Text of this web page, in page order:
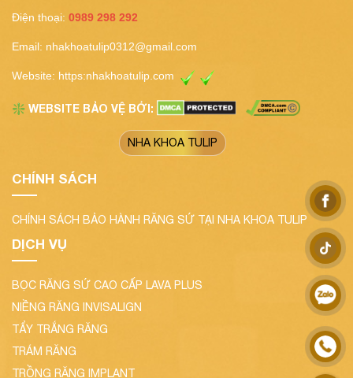
Điện thoại: 0989 298 292
Email: nhakhoatulip0312@gmail.com
Website: https:nhakhoatulip.com
❇️ WEBSITE BẢO VỆ BỞI:
NHA KHOA TULIP
CHÍNH SÁCH
CHÍNH SÁCH BẢO HÀNH RĂNG SỨ TẠI NHA KHOA TULIP
DỊCH VỤ
BỌC RĂNG SỨ CAO CẤP LAVA PLUS
NIỀNG RĂNG INVISALIGN
TẨY TRẮNG RĂNG
TRÁM RĂNG
TRỒNG RĂNG IMPLANT